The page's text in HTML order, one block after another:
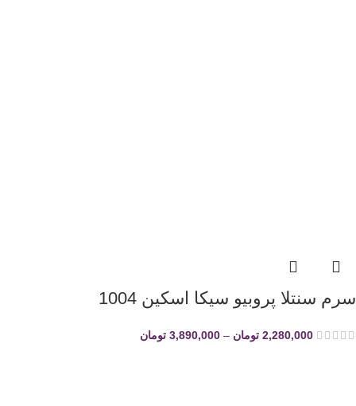
سرم سنتلا پروبیو سیکا اسکین 1004
2,280,000 تومان –
3,890,000 تومان